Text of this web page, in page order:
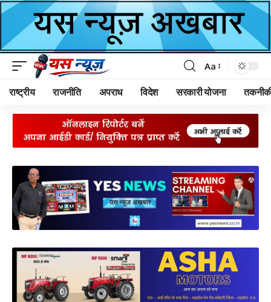
Font
Resizer
Aa
राष्ट्रीय राजनीति अपराध विदेश सरकारी योजना